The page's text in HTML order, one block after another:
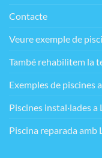
Contacte
Veure exemple de
També rehabilitem la
Exemples de piscines
Piscines instal·lades a
Piscina reparada amb